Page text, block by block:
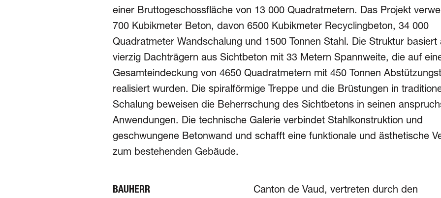
einer Brutto­geschoss­fläche von 13 000 Quadratmetern. Das Projekt
700 Kubikmeter Beton, davon 6500 Kubikmeter Recycling­beton, 34 000
Quadratmeter Wandschalung und 1500 Tonnen Stahl. Die Struktur basiert
vierzig Dach­trägern aus Sicht­beton mit 33 Metern Spann­weite, die auf
Gesamt­eindeckung von 4650 Quadratmetern mit 450 Tonnen
realisiert wurden. Die spiral­förmige Treppe und die Brüstungen in
Schalung beweisen die Beherrschung des Sicht­betons in seinen
Anwendungen. Die technische Galerie verbindet Stahl­konstruktion und
geschwungene Beton­wand und schafft eine funktionale und ästhetische
zum bestehenden Gebäude.
BAUHERR
Canton de Vaud, vertreten durch den